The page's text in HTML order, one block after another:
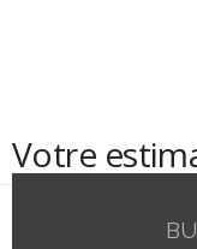
Votre